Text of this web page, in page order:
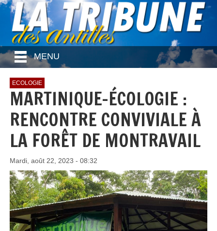
MENU
ECOLOGIE
MARTINIQUE-ÉCOLOGIE :
RENCONTRE CONVIVIALE À
LA FORÊT DE MONTRAVAIL
Mardi, août 22, 2023 - 08:32